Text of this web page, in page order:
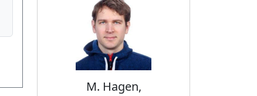
M. Hagen,